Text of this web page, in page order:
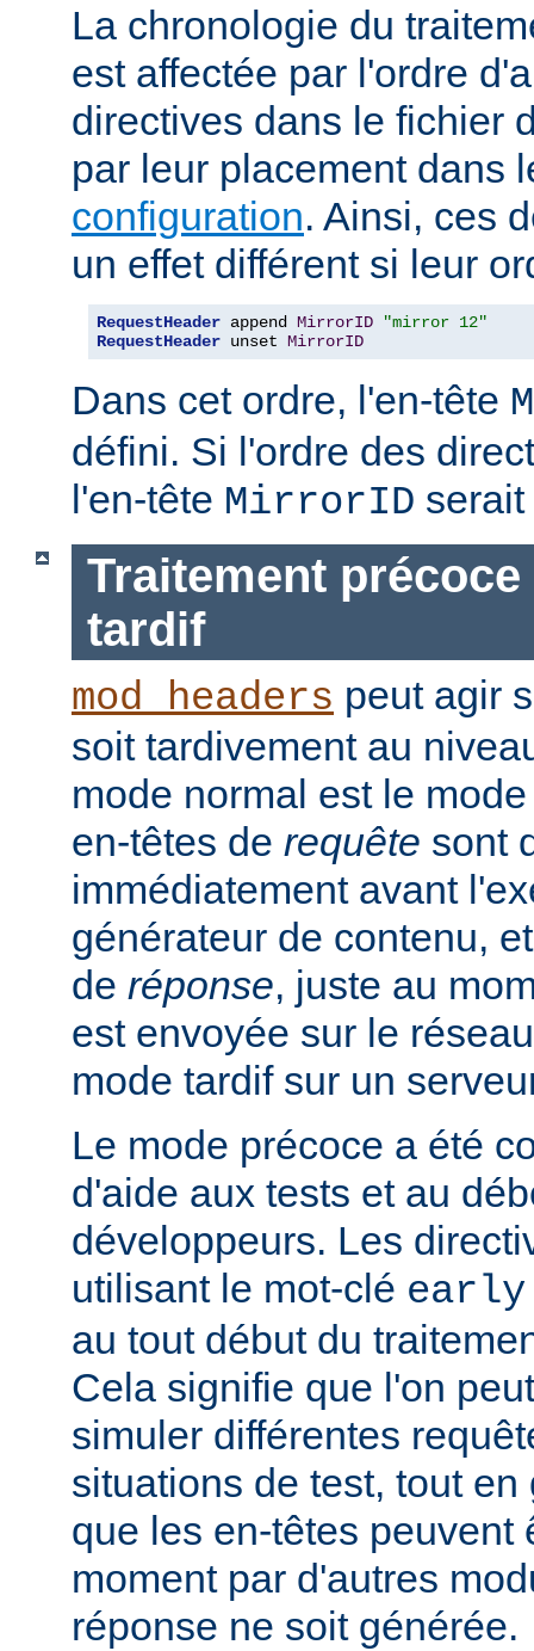
La chronologie du
est affectée par l'ordre
directives dans le fichier
par leur placement dans
configuration. Ainsi, ces
un effet différent si leur
RequestHeader append MirrorID
"mirror 12"
RequestHeader unset MirrorID
Dans cet ordre, l'en-tête
défini. Si l'ordre des
l'en-tête MirrorID
Traitement
tardif
mod_headers peut agir
soit tardivement au
mode normal est le
en-têtes de requête sont
immédiatement avant
générateur de contenu,
de réponse, juste au
est envoyée sur le
mode tardif sur un
Le mode précoce a été
d'aide aux tests et au
développeurs. Les
utilisant le mot-clé early
au tout début du
Cela signifie que l'on
simuler différentes
situations de test, tout
que les en-têtes peuvent
moment par d'autres
réponse ne soit générée.